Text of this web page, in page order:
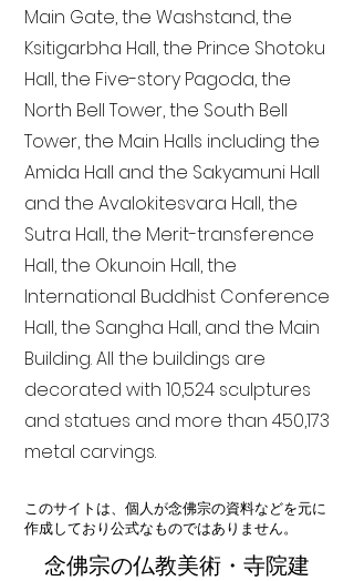
念佛宗の仏教美術・寺院建
Main Gate, the Washstand, the
Ksitigarbha Hall, the Prince Shotoku
Hall, the Five-story Pagoda, the
North Bell Tower, the South Bell
Tower, the Main Halls including the
Amida Hall and the Sakyamuni Hall
and the Avalokitesvara Hall, the
Sutra Hall, the Merit-transference
Hall, the Okunoin Hall, the
International Buddhist Conference
Hall, the Sangha Hall, and the Main
Building. All the buildings are
decorated with 10,524 sculptures
and statues and more than 450,173
metal carvings.
このサイトは、個人が念佛宗の資料などを元に
作成しており公式なものではありません。